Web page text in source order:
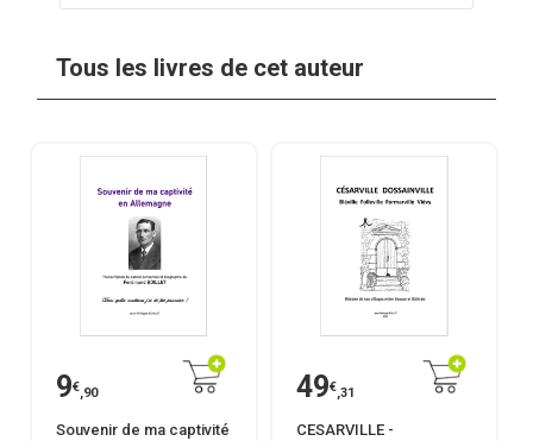
Tous les livres de cet auteur
9€,90
Souvenir de ma captivité
49€,31
CESARVILLE -